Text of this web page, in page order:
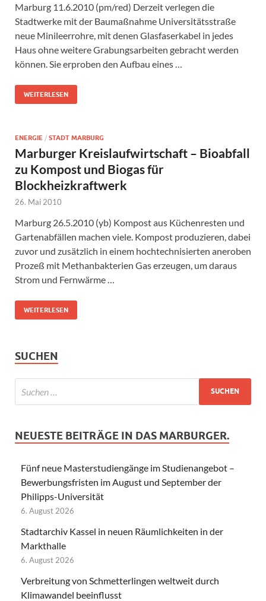
Marburg 11.6.2010 (pm/red) Derzeit verlegen die
Stadtwerke mit der Baumaßnahme Universitätsstraße
neue Minileerrohre, mit denen Glasfaserkabel in jedes
Haus ohne weitere Grabungsarbeiten gebracht werden
können. Sie erproben den Aufbau eines …
WEITERLESEN
ENERGIE / STADT MARBURG
Marburger Kreislaufwirtschaft – Bioabfall
zu Kompost und Biogas für
Blockheizkraftwerk
26. Mai 2010
Marburg 26.5.2010 (yb) Kompost aus Küchenresten und
Gartenabfällen machen viele. Kompost produzieren, dabei
zuvor und zusätzlich in einem hochtechnisierten aneroben
Prozeß mit Methanbakterien Gas erzeugen, um daraus
Strom und Fernwärme …
WEITERLESEN
SUCHEN
NEUESTE BEITRÄGE IN DAS MARBURGER.
Fünf neue Masterstudiengänge im Studienangebot –
Bewerbungsfristen im August und September der
Philipps-Universität
6. August 2026
Stadtarchiv Kassel in neuen Räumlichkeiten in der
Markthalle
6. August 2026
Verbreitung von Schmetterlingen weltweit durch
Klimawandel beeinflusst